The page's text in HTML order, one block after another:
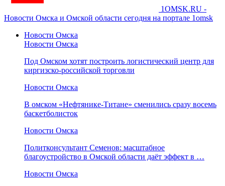
1OMSK.RU -
Новости Омска и Омской области сегодня на портале 1omsk
Новости Омска
Новости Омска
Под Омском хотят построить логистический центр для
киргизско-российской торговли
Новости Омска
В омском «Нефтянике-Титане» сменились сразу восемь
баскетболисток
Новости Омска
Политконсультант Семенов: масштабное
благоустройство в Омской области даёт эффект в …
Новости Омска